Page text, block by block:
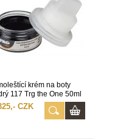
krém na boty
117 Trg the One 50ml
CZK